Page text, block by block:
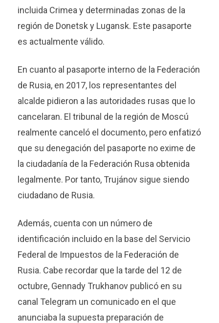
incluida Crimea y determinadas zonas de la
región de Donetsk y Lugansk. Este pasaporte
es actualmente válido.
En cuanto al pasaporte interno de la Federación
de Rusia, en 2017, los representantes del
alcalde pidieron a las autoridades rusas que lo
cancelaran. El tribunal de la región de Moscú
realmente canceló el documento, pero enfatizó
que su denegación del pasaporte no exime de
la ciudadanía de la Federación Rusa obtenida
legalmente. Por tanto, Trujánov sigue siendo
ciudadano de Rusia.
Además, cuenta con un número de
identificación incluido en la base del Servicio
Federal de Impuestos de la Federación de
Rusia. Cabe recordar que la tarde del 12 de
octubre, Gennady Trukhanov publicó en su
canal Telegram un comunicado en el que
anunciaba la supuesta preparación de